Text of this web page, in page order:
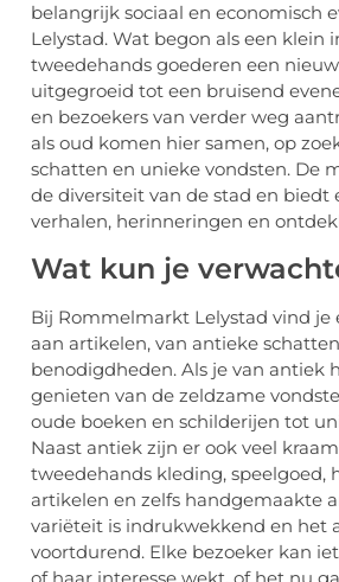
belangrijk sociaal en economisch
Lelystad. Wat begon als een klein
tweedehands goederen een
uitgegroeid tot een bruisend
en bezoekers van verder weg
als oud komen hier samen, op
schatten en unieke vondsten. De
de diversiteit van de stad en biedt
verhalen, herinneringen en
Wat kun je
Bij Rommelmarkt Lelystad vind je
aan artikelen, van antieke
benodigdheden. Als je van antiek
genieten van de zeldzame
oude boeken en schilderijen tot
Naast antiek zijn er ook veel
tweedehands kleding, speelgoed,
artikelen en zelfs handgemaakte
variëteit is indrukwekkend en het
voortdurend. Elke bezoeker kan